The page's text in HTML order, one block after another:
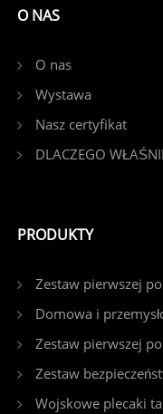
O NAS
O nas
Wystawa
Nasz certyfikat
DLACZEGO
PRODUKTY
Zestaw pierwszej
Domowa i
Zestaw pierwszej
Zestaw
Wojskowe plecaki